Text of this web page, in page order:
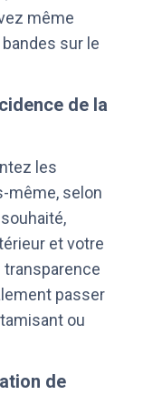
même
sur le
de la
les
même, selon
et votre
transparence
passer
ou
de